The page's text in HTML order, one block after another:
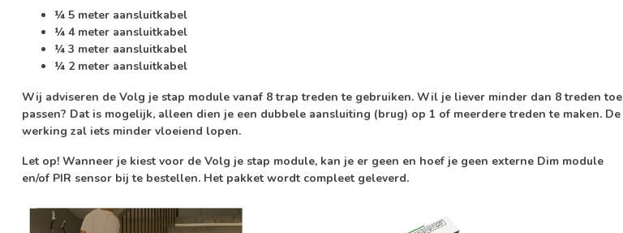
¼ 5 meter aansluitkabel
¼ 4 meter aansluitkabel
¼ 3 meter aansluitkabel
¼ 2 meter aansluitkabel
Wij adviseren de Volg je stap module vanaf 8 trap treden te gebruiken. Wil je liever minder dan 8 treden toe
passen? Dat is mogelijk, alleen dien je een dubbele aansluiting (brug) op 1 of meerdere treden te maken. De
werking zal iets minder vloeiend lopen.
Let op! Wanneer je kiest voor de Volg je stap module, kan je er geen en hoef je geen externe Dim module
en/of PIR sensor bij te bestellen. Het pakket wordt compleet geleverd.